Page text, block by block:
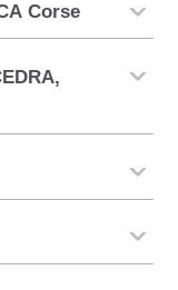
Corse